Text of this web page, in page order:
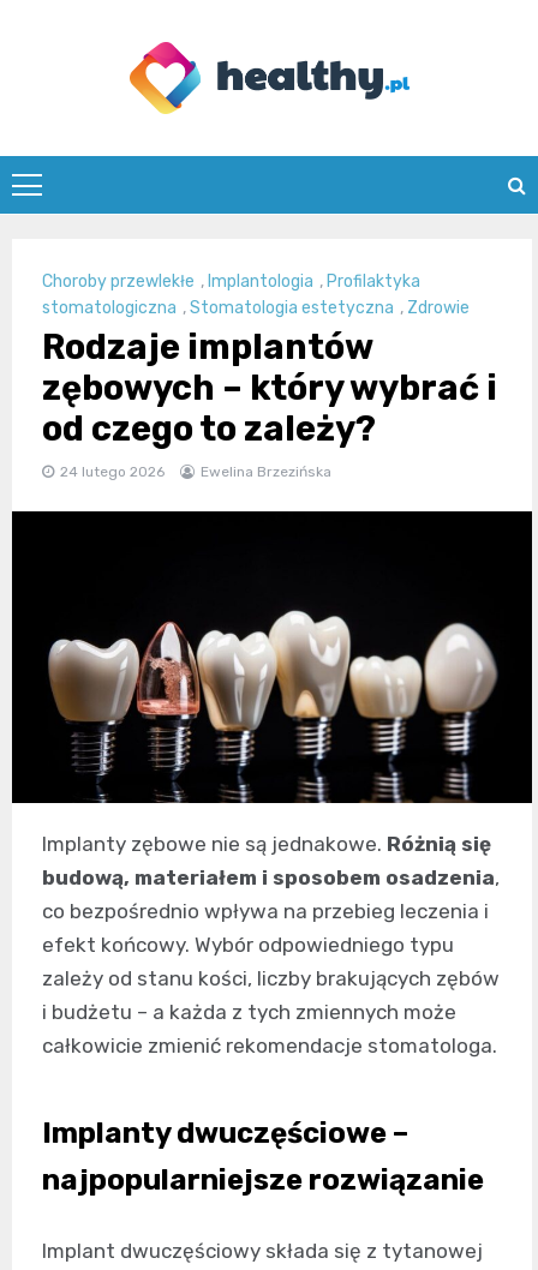
healthy.pl
Choroby przewlekłe ,Implantologia ,Profilaktyka
stomatologiczna ,Stomatologia estetyczna , Zdrowie
Rodzaje implantów
zębowych – który wybrać i
od czego to zależy?
24 lutego 2026 Ewelina Brzezińska
Implanty zębowe nie są jednakowe. Różnią się
budową, materiałem i sposobem osadzenia,
co bezpośrednio wpływa na przebieg leczenia i
efekt końcowy. Wybór odpowiedniego typu
zależy od stanu kości, liczby brakujących zębów
i budżetu – a każda z tych zmiennych może
całkowicie zmienić rekomendacje stomatologa.
Implanty dwuczęściowe –
najpopularniejsze rozwiązanie
Implant dwuczęściowy składa się z tytanowej